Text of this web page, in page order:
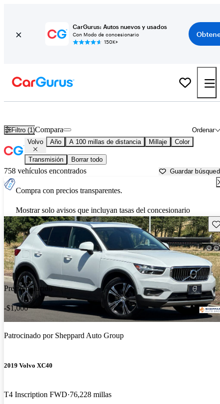
CarGurus: Autos nuevos y usados
Con Modo de concesionario
150K+
Filtro (1) Ordenar
Compara
Volvo Año A 100 millas de distancia Millaje Color
Transmisión Borrar todo
758 vehículos encontrados Guardar
Compra con precios transparentes.
Mostrar solo avisos que incluyan tasas del concesionario
Precio reducido
-$1,000
Patrocinado por Sheppard Auto Group
2019 Volvo XC40
T4 Inscription FWD 76,228 millas